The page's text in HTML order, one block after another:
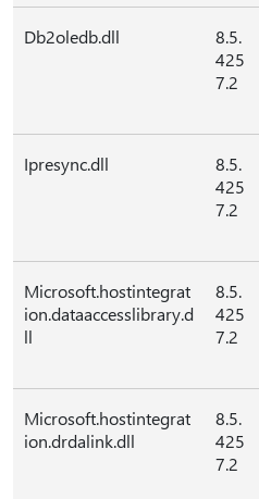
Db2oledb.dll
8.5.
425
7.2
Ipresync.dll
8.5.
425
7.2
Microsoft.hostintegrat
ion.dataaccesslibrary.d
ll
8.5.
425
7.2
Microsoft.hostintegrat
ion.drdalink.dll
8.5.
425
7.2